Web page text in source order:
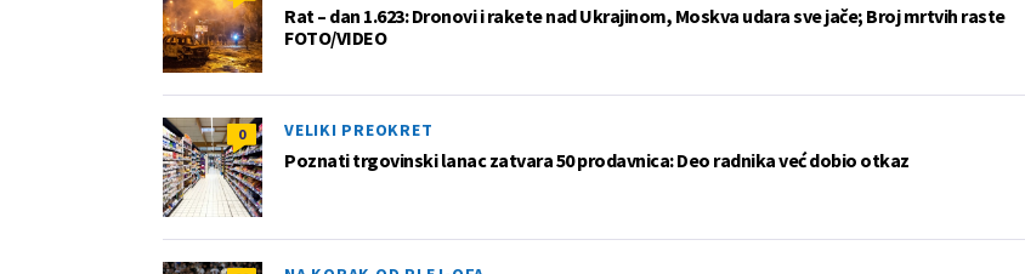
Rat – dan 1.623: Dronovi i rakete nad Ukrajinom, Moskva udara sve jače; Broj mrtvih raste
FOTO/VIDEO
0 VELIKI PREOKRET
Poznati trgovinski lanac zatvara 50 prodavnica: Deo radnika već dobio otkaz